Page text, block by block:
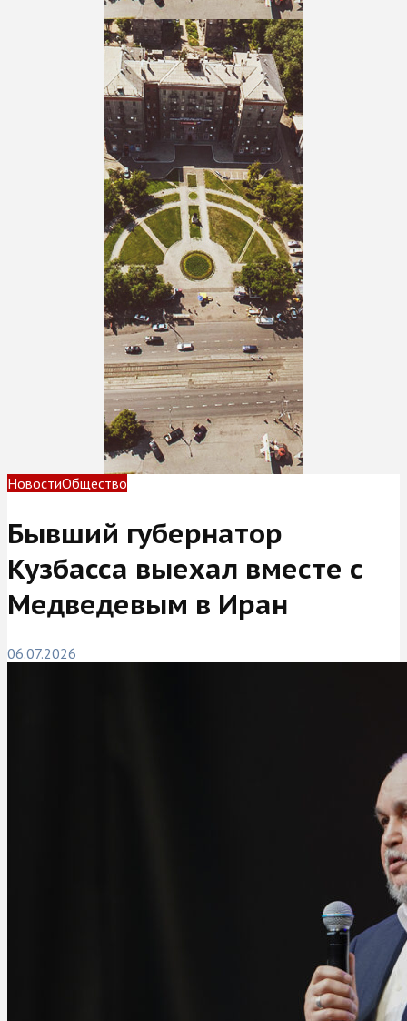
НовостиОбщество
Бывший губернатор
Кузбасса выехал вместе с
Медведевым в Иран
06.07.2026